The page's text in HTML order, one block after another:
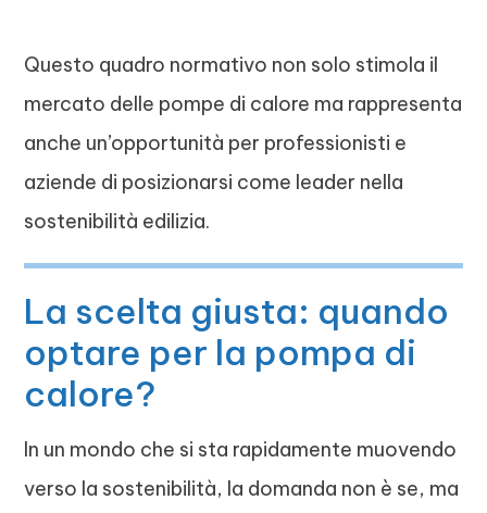
Questo quadro normativo non solo stimola il
mercato delle pompe di calore ma rappresenta
anche un’opportunità per professionisti e
aziende di posizionarsi come leader nella
sostenibilità edilizia.
La scelta giusta: quando
optare per la pompa di
calore?
In un mondo che si sta rapidamente muovendo
verso la sostenibilità, la domanda non è se, ma